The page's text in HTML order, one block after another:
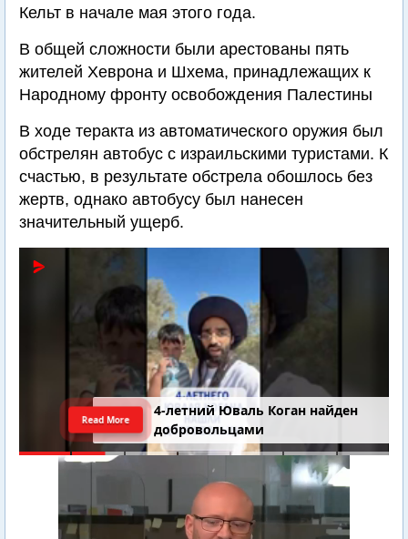
Кельт в начале мая этого года.
В общей сложности были арестованы пять
жителей Хеврона и Шхема, принадлежащих к
Народному фронту освобождения Палестины
В ходе теракта из автоматического оружия был
обстрелян автобус с израильскими туристами. К
счастью, в результате обстрела обошлось без
жертв, однако автобусу был нанесен
значительный ущерб.
4-летний Юваль Коган найден
добровольцами
Read More